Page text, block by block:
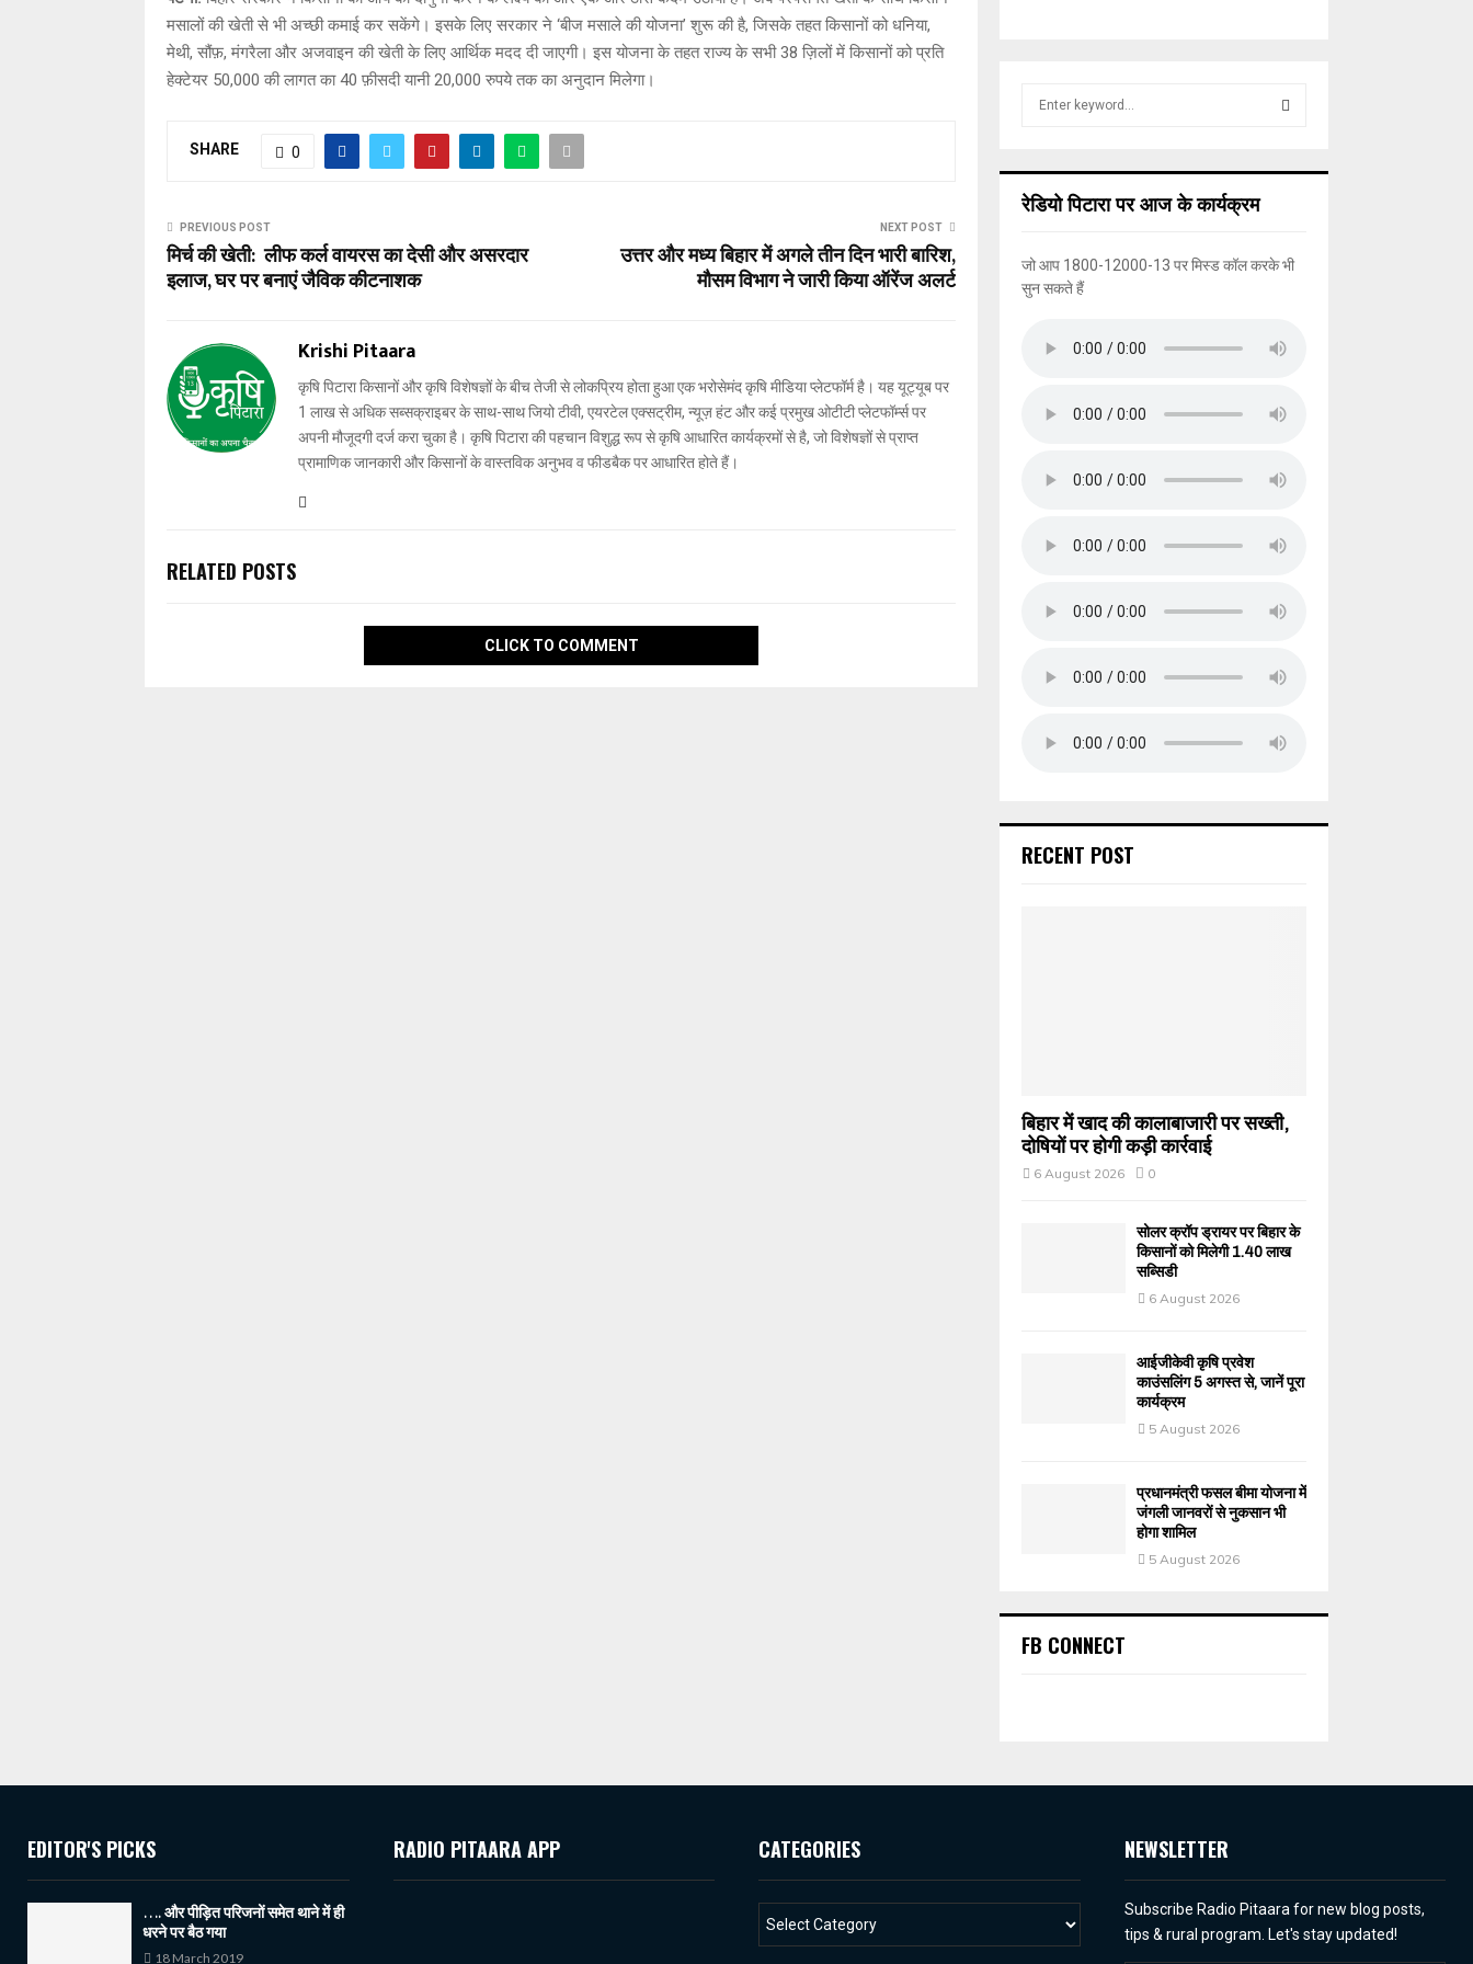
मसालों की खेती से भी अच्छी कमाई कर सकेंगे। इसके लिए सरकार ने ‘बीज मसाले की योजना’ शुरू की है, जिसके तहत किसानों को धनिया,
मेथी, सौंफ़, मंगरैला और अजवाइन की खेती के लिए आर्थिक मदद दी जाएगी। इस योजना के तहत राज्य के सभी 38 ज़िलों में किसानों को प्रति
हेक्टेयर 50,000 की लागत का 40 फ़ीसदी यानी 20,000 रुपये तक का अनुदान मिलेगा।
SHARE 0
PREVIOUS POST
मिर्च की खेती: लीफ कर्ल वायरस का देसी और असरदार
इलाज, घर पर बनाएं जैविक कीटनाशक
NEXT POST
उत्तर और मध्य बिहार में अगले तीन दिन भारी बारिश,
मौसम विभाग ने जारी किया ऑरेंज अलर्ट
Krishi Pitaara
कृषि पिटारा किसानों और कृषि विशेषज्ञों के बीच तेजी से लोकप्रिय होता हुआ एक भरोसेमंद कृषि मीडिया प्लेटफॉर्म है। यह यूट्यूब पर
1 लाख से अधिक सब्सक्राइबर के साथ-साथ जियो टीवी, एयरटेल एक्सट्रीम, न्यूज़ हंट और कई प्रमुख ओटीटी प्लेटफॉर्म्स पर
अपनी मौजूदगी दर्ज करा चुका है। कृषि पिटारा की पहचान विशुद्ध रूप से कृषि आधारित कार्यक्रमों से है, जो विशेषज्ञों से प्राप्त
प्रामाणिक जानकारी और किसानों के वास्तविक अनुभव व फीडबैक पर आधारित होते हैं।
RELATED POSTS
CLICK TO COMMENT
h
रेडियो पिटारा पर आज के कार्यक्रम
जो आप 1800-12000-13 पर मिस्ड कॉल करके भी
सुन सकते हैं
RECENT POST
बिहार में खाद की कालाबाजारी पर सख्ती,
दोषियों पर होगी कड़ी कार्रवाई
6 August 2026 0
सोलर क्रॉप ड्रायर पर बिहार के
किसानों को मिलेगी 1.40 लाख
सब्सिडी
6 August 2026
आईजीकेवी कृषि प्रवेश
काउंसलिंग 5 अगस्त से, जानें पूरा
कार्यक्रम
5 August 2026
प्रधानमंत्री फसल बीमा योजना में
जंगली जानवरों से नुकसान भी
होगा शामिल
5 August 2026
FB CONNECT
EDITOR'S PICKS
…. और पीड़ित परिजनों समेत थाने में ही
धरने पर बैठ गया
18 March 2019
RADIO PITAARA APP CATEGORIES NEWSLETTER
Subscribe Radio Pitaara for new blog posts,
tips & rural program. Let's stay updated!